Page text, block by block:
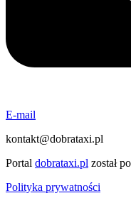
E-mail
kontakt@dobrataxi.pl
Portal dobrataxi.pl został
Polityka prywatności